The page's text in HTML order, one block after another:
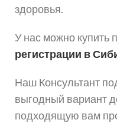
здоровья.
У нас можно купить
регистрации в
Наш Консультант
выгодный вариант
подходящую вам